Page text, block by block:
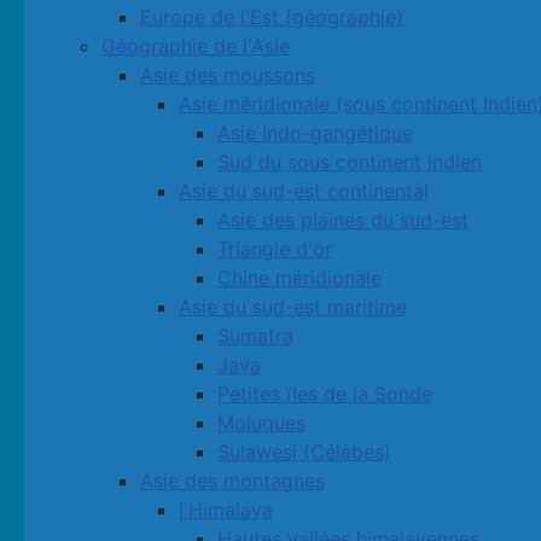
Europe de l'Est (géographie)
Géographie de l'Asie
Asie des moussons
Asie méridionale (sous continent
Asie Indo-gangétique
Sud du sous continent indien
Asie du sud-est continental
Asie des plaines du sud-est
Triangle d'or
Chine méridionale
Asie du sud-est maritime
Sumatra
Java
Petites ïles de la Sonde
Moluques
Sulawesi (Célèbes)
Asie des montagnes
l'Himalaya